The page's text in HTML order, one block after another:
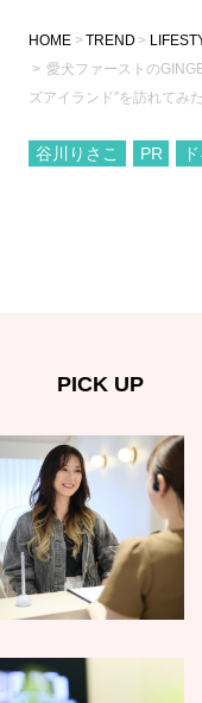
HOME TREND
愛犬ファーストの
ズアイランド”を訪れてみた
谷川りさこ PR
PICK UP